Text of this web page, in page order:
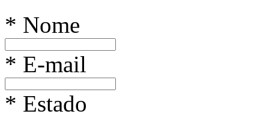
* Nome
* E-mail
* Estado